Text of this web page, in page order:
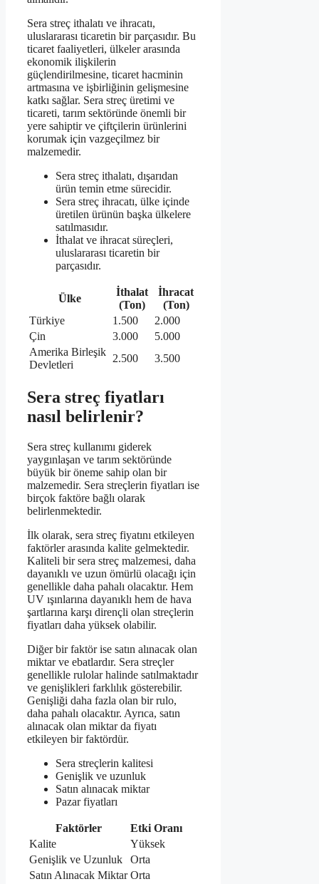
Sera streç ithalatı ve ihracatı,
uluslararası ticaretin bir parçasıdır. Bu
ticaret faaliyetleri, ülkeler arasında
ekonomik ilişkilerin
güçlendirilmesine, ticaret hacminin
artmasına ve işbirliğinin gelişmesine
katkı sağlar. Sera streç üretimi ve
ticareti, tarım sektöründe önemli bir
yere sahiptir ve çiftçilerin ürünlerini
korumak için vazgeçilmez bir
malzemedir.
Sera streç ithalatı, dışarıdan
ürün temin etme sürecidir.
Sera streç ihracatı, ülke içinde
üretilen ürünün başka ülkelere
satılmasıdır.
İthalat ve ihracat süreçleri,
uluslararası ticaretin bir
parçasıdır.
Ülke
İthalat
(Ton)
İhracat
(Ton)
Türkiye
1.500
2.000
Çin
3.000
5.000
Amerika Birleşik
Devletleri
2.500 3.500
Sera streç fiyatları
nasıl belirlenir?
Sera streç kullanımı giderek
yaygınlaşan ve tarım sektöründe
büyük bir öneme sahip olan bir
malzemedir. Sera streçlerin fiyatları ise
birçok faktöre bağlı olarak
belirlenmektedir.
İlk olarak, sera streç fiyatını etkileyen
faktörler arasında kalite gelmektedir.
Kaliteli bir sera streç malzemesi, daha
dayanıklı ve uzun ömürlü olacağı için
genellikle daha pahalı olacaktır. Hem
UV ışınlarına dayanıklı hem de hava
şartlarına karşı dirençli olan streçlerin
fiyatları daha yüksek olabilir.
Diğer bir faktör ise satın alınacak olan
miktar ve ebatlardır. Sera streçler
genellikle rulolar halinde satılmaktadır
ve genişlikleri farklılık gösterebilir.
Genişliği daha fazla olan bir rulo,
daha pahalı olacaktır. Ayrıca, satın
alınacak olan miktar da fiyatı
etkileyen bir faktördür.
Sera streçlerin kalitesi
Genişlik ve uzunluk
Satın alınacak miktar
Pazar fiyatları
Faktörler
Etki Oranı
Kalite
Yüksek
Genişlik ve Uzunluk
Orta
Satın Alınacak Miktar Orta